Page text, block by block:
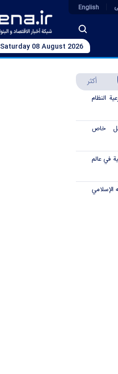
English
Saturday 08 August 2026
أكثر
النظام
حل خاص
في عالم
الإسلامي